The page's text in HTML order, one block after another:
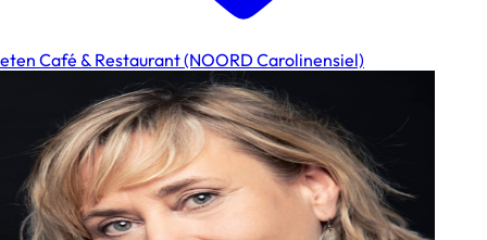
eten Café & Restaurant (NOORD Carolinensiel)